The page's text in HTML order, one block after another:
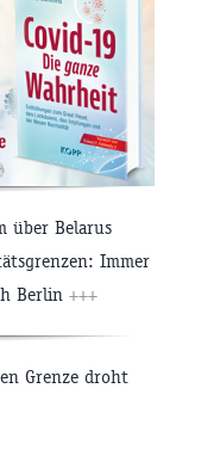
über Belarus
Immer
Berlin +++
Grenze droht